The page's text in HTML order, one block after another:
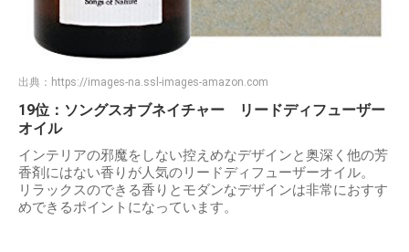
出典： https://images-na.ssl-images-amazon.com
19位：ソングスオブネイチャー リードディフューザー
オイル
インテリアの邪魔をしない控えめなデザインと奥深く他の芳
香剤にはない香りが人気のリードディフューザーオイル。
リラックスのできる香りとモダンなデザインは非常におすす
めできるポイントになっています。